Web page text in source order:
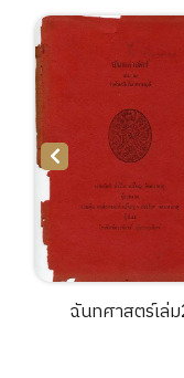
ฉันทศาสตร์เล่ม2